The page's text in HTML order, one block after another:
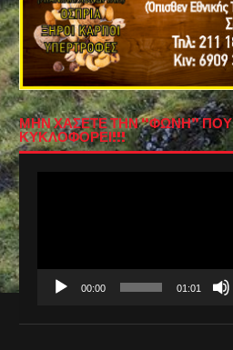
ΜΗΝ ΧΑΣΕΤΕ ΤΗΝ “ΦΩΝΗ” ΠΟΥ
ΚΥΚΛΟΦΟΡΕΙ!!!
00:00 01:01